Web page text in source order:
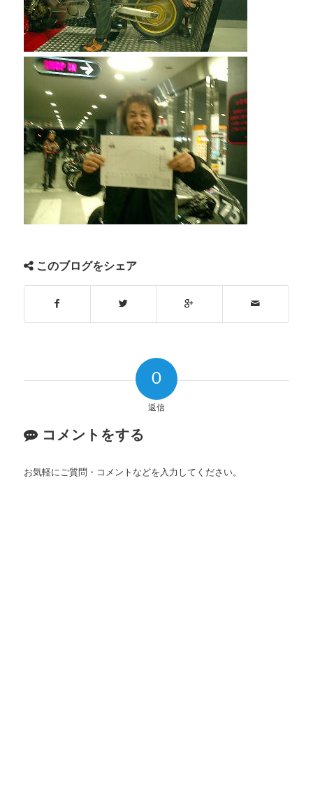
このブログをシェア
0
返信
コメントをする
お気軽にご質問・コメントなどを入力してください。